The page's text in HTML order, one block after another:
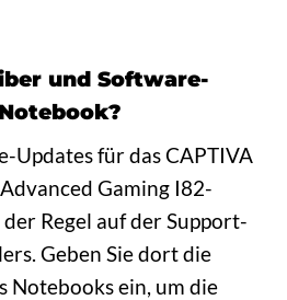
und Software-
Updates für das CAPTIVA
Gaming I82-
Regel auf der Support-
Geben Sie dort die
Notebooks ein, um die